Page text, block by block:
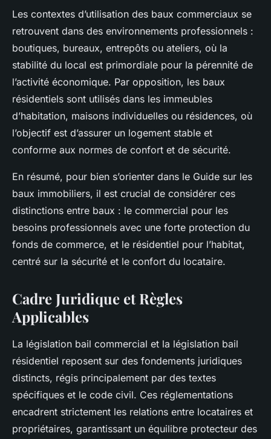
Les contextes d’utilisation des baux commerciaux se
retrouvent dans des environnements professionnels :
boutiques, bureaux, entrepôts ou ateliers, où la
stabilité du local est primordiale pour la pérennité de
l’activité économique. Par opposition, les baux
résidentiels sont utilisés dans les immeubles
d’habitation, maisons individuelles ou résidences, où
l’objectif est d’assurer un logement stable et
conforme aux normes de confort et de sécurité.
En résumé, pour bien s’orienter dans le Guide sur les
baux immobiliers, il est crucial de considérer ces
distinctions entre baux : le commercial pour les
besoins professionnels avec une forte protection du
fonds de commerce, et le résidentiel pour l’habitat,
centré sur la sécurité et le confort du locataire.
Cadre Juridique et Règles
Applicables
La législation bail commercial et la législation bail
résidentiel reposent sur des fondements juridiques
distincts, régis principalement par des textes
spécifiques et le code civil. Ces réglementations
encadrent strictement les relations entre locataires et
propriétaires, garantissant un équilibre protecteur des